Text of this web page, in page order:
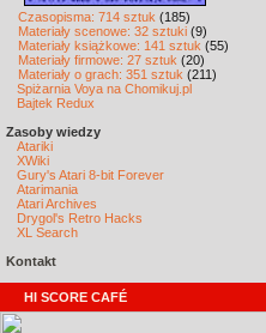
Czasopisma: 714 sztuk (185)
Materiały scenowe: 32 sztuki (9)
Materiały książkowe: 141 sztuk (55)
Materiały firmowe: 27 sztuk (20)
Materiały o grach: 351 sztuk (211)
Spiżarnia Voya na Chomikuj.pl
Bajtek Redux
Zasoby wiedzy
Atariki
XWiki
Gury's Atari 8-bit Forever
Atarimania
Atari Archives
Drygol's Retro Hacks
XL Search
Kontakt
HI SCORE CAFÉ